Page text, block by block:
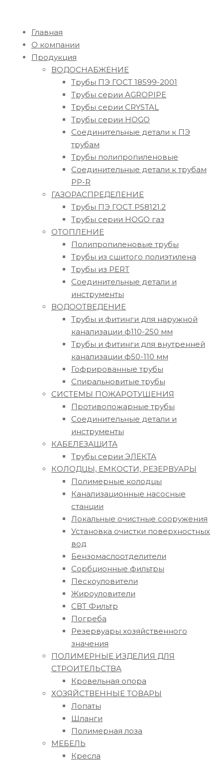
Главная
О компании
Продукция
ВОДОСНАБЖЕНИЕ
Трубы ПЭ ГОСТ 18599-2001
Трубы серии AGROPIPE
Трубы серии CRYSTAL
Трубы серии HOGO
Соединительные детали к ПЭ
трубам
Трубы полипропиленовые
Соединительные детали к трубам
PP-R
ГАЗОРАСПРЕДЕЛЕНИЕ
Трубы ПЭ ГОСТ Р58121.2
Трубы серии HOGO газ
ОТОПЛЕНИЕ
Полипропиленовые трубы
Трубы из сшитого полиэтилена
Трубы из PERT
Соединительные детали и
инструменты
ВОДООТВЕДЕНИЕ
Трубы и фитинги для наружной
канализации ф110-250 мм
Трубы и фитинги для внутренней
канализации ф50-110 мм
Гофрированные трубы
Спиральновитые трубы
СИСТЕМЫ ПОЖАРОТУШЕНИЯ
Противопожарные трубы
Соединительные детали и
инструменты
КАБЕЛЕЗАЩИТА
Трубы серии ЭЛЕКТА
КОЛОДЦЫ, ЕМКОСТИ, РЕЗЕРВУАРЫ
Полимерные колодцы
Канализационные насосные
станции
Локальные очистные сооружения
Установка очистки поверхностных
вод
Бензомаслоотделители
Сорбционные фильтры
Пескоуловители
Жироуловители
СВТ Фильтр
Погреба
Резервуары хозяйственного
значения
ПОЛИМЕРНЫЕ ИЗДЕЛИЯ ДЛЯ
СТРОИТЕЛЬСТВА
Кровельная опора
ХОЗЯЙСТВЕННЫЕ ТОВАРЫ
Лопаты
Шланги
Полимерная лоза
МЕБЕЛЬ
Кресла